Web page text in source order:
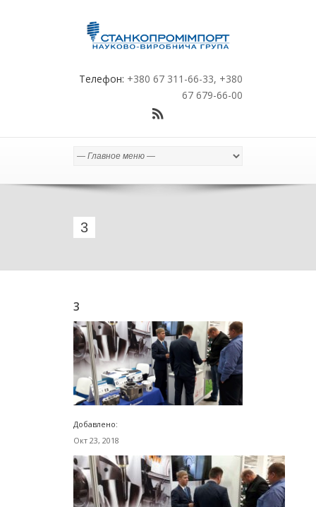
Телефон: +380 67 311-66-33, +380
67 679-66-00
3
3
Добавлено:
Окт 23, 2018